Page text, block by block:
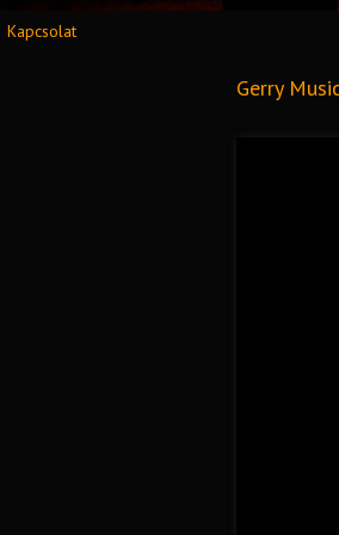
Kapcsolat
Gerry